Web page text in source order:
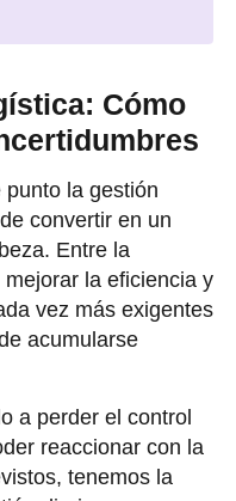
Cómo
la gestión
convertir en un
Entre la
la eficiencia y
vez más exigentes
acumularse
a perder el control
reaccionar con la
tenemos la